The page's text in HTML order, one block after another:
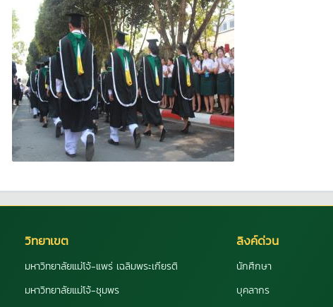
วิทยาเขต
มหาวิทยาลัยแม่โจ้-แพร่ เฉลิมพระเกียรติ
มหาวิทยาลัยแม่โจ้-ชุมพร
ลิงค์ด่วน
นักศึกษา
บุคลากร